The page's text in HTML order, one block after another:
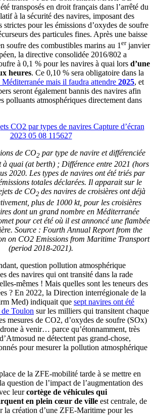
transposés en droit français dans l’arrêté du
à la sécurité des navires, imposant des
pour les émissions d’oxydes de soufre
des particules fines. Après une baisse
soufre des combustibles marins au 1 erjanvier
la directive consolidée 2016/802 a
à 0,1 % pour les navires à quai lors d’une
heures. Ce 0,10 % sera obligatoire dans la
mais il faudra attendre 2025, et
seront également bannis des navires afin
polluants atmosphériques directement dans
de CO2par type de navire et différenciée
à quai (at berth) ; Différence entre 2021 (hors
2020. Les types de navires ont été triés par
totales déclarées. Il apparait sur le
de CO2 des navires de croisières ont déjà
plus de 1000 kt, pour les croisières
dont un grand nombre en Méditerranée
pour cet été où il est annoncé une flambée
Source : Fourth Annual Report from the
on CO2 Emissions from Maritime Transport
(period 2018-2021).
question pollution atmosphérique
des navires qui ont transité dans la rade
mêmes ! Mais quelles sont les teneurs des
? En 2022, la Direction interrégionale de la
Med) indiquait que sept navires ont été
de Toulon sur les milliers qui transitent chaque
mesures de CO2, d’oxydes de soufre (SOx)
à venir… parce qu’étonnamment, très
ne détectent pas grand-chose,
pour mesurer la pollution atmosphérique
de la ZFE-mobilité tarde à se mettre en
question de l’impact de l’augmentation des
leurcortège de véhicules qui
en plein cœur de ville est centrale, de
la création d’une ZFE-Maritime pour les